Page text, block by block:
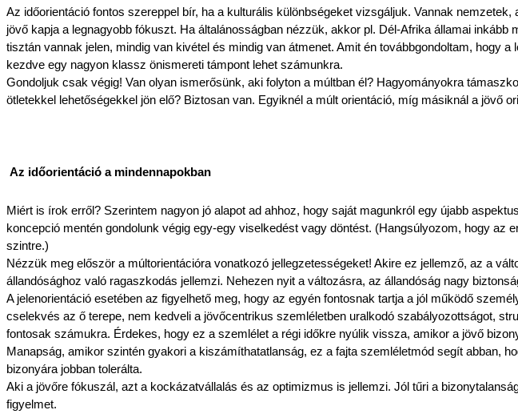
Az időorientáció fontos szereppel bír, ha a kulturális különbségeket vizsgáljuk. Vannak
jövő kapja a legnagyobb fókuszt. Ha általánosságban nézzük, akkor pl. Dél-Afrika államai
tisztán vannak jelen, mindig van kivétel és mindig van átmenet. Amit én továbbgondoltam, hogy
kezdve egy nagyon klassz önismereti támpont lehet számunkra.
Gondoljuk csak végig! Van olyan ismerősünk, aki folyton a múltban él? Hagyományokra
ötletekkel lehetőségekkel jön elő? Biztosan van. Egyiknél a múlt orientáció, míg másiknál a jövő
Az időorientáció a mindennapokban
Miért is írok erről? Szerintem nagyon jó alapot ad ahhoz, hogy saját magunkról egy újabb
koncepció mentén gondolunk végig egy-egy viselkedést vagy döntést. (Hangsúlyozom, hogy az
szintre.)
Nézzük meg először a múltorientációra vonatkozó jellegzetességeket! Akire ez jellemző, az a
állandósághoz való ragaszkodás jellemzi. Nehezen nyit a változásra, az állandóság nagy
A jelenorientáció esetében az figyelhető meg, hogy az egyén fontosnak tartja a jól működő
cselekvés az ő terepe, nem kedveli a jövőcentrikus szemléletben uralkodó szabályozottságot,
fontosak számukra. Érdekes, hogy ez a szemlélet a régi időkre nyúlik vissza, amikor a jövő
Manapság, amikor szintén gyakori a kiszámíthatatlanság, ez a fajta szemléletmód segít abban,
bizonyára jobban tolerálta.
Aki a jövőre fókuszál, azt a kockázatvállalás és az optimizmus is jellemzi. Jól tűri a
figyelmet.